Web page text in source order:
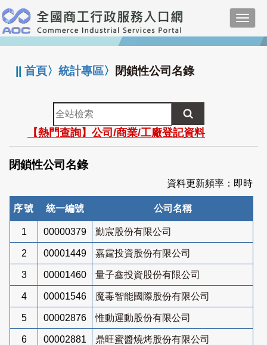
跳
到
主
要
:::
||首頁〉統計專區〉 閉鎖性公司名錄
全
站
檢
索
【熱門查詢】公司/商業/工廠登記資料
閉鎖性公司名錄
資料更新頻率：即時
序號 統一編號 公司名稱
1 00000379 勤宸股份有限公司
2 00001449 嘉霆投資股份有限公司
3 00001460 量子鑫投資股份有限公司
4 00001546 魔毒智能國際股份有限公司
5 00002876 惟動運動股份有限公司
6 00002881 鼎旺蜜醬燒烤股份有限公司